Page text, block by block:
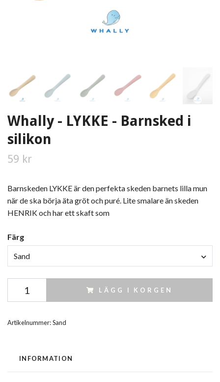
Whally - LYKKE - Barnsked i
silikon
59 kr
Barnskeden LYKKE är den perfekta skeden barnets lilla mun
när de ska börja äta gröt och puré. Lite smalare än skeden
HENRIK och har ett skaft som
Färg
Sand
LÄGG I KORGEN
Artikelnummer:Sand
INFORMATION